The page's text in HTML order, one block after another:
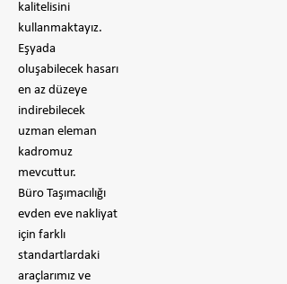
kalitelisini
kullanmaktayız.
Eşyada
oluşabilecek hasarı
en az düzeye
indirebilecek
uzman eleman
kadromuz
mevcuttur.
Büro Taşımacılığı
evden eve nakliyat
için farklı
standartlardaki
araçlarımız ve